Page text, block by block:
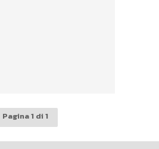
Pagina 1 di 1